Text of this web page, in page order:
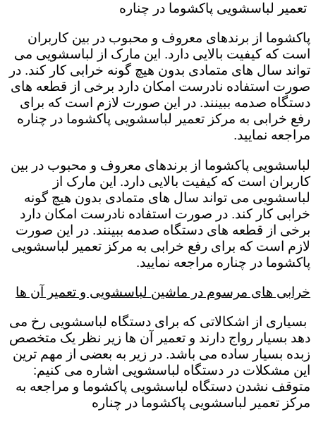
تعمیر لباسشویی پاکشوما در چناره
پاکشوما از برندهای معروف و محبوب در بین کاربران
است که کیفیت بالایی دارد. این مارک از لباسشویی می
تواند سال های متمادی بدون هیچ گونه خرابی کار کند. در
صورت استفاده نادرست امکان دارد برخی از قطعه های
دستگاه صدمه ببینند. در این صورت لازم است که برای
رفع خرابی به مرکز تعمیر لباسشویی پاکشوما در چناره
مراجعه نمایید.
لباسشویی پاکشوما از برندهای معروف و محبوب در بین
کاربران است که کیفیت بالایی دارد. این مارک از
لباسشویی می تواند سال های متمادی بدون هیچ گونه
خرابی کار کند. در صورت استفاده نادرست امکان دارد
برخی از قطعه های دستگاه صدمه ببینند. در این صورت
لازم است که برای رفع خرابی به مرکز تعمیر لباسشویی
پاکشوما در چناره مراجعه نمایید.
خرابی های مرسوم در ماشین لباسشویی و تعمیر آن ها
بسیاری از اشکالاتی که برای دستگاه لباسشویی رخ می
دهد بسیار رواج دارند و تعمیر آن ها زیر نظر یک متخصص
زبده بسیار ساده می باشد. در زیر به بعضی از مهم ترین
این مشکلات در دستگاه لباسشویی اشاره می کنیم:
متوقف نشدن دستگاه لباسشویی پاکشوما و مراجعه به
مرکز تعمیر لباسشویی پاکشوما در چناره